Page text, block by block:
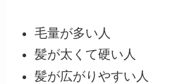
毛量が多い人
髪が太くて硬い人
髪が広がりやすい人